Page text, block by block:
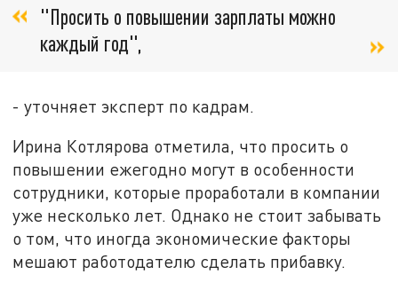
"Просить о повышении зарплаты можно
каждый год",
- уточняет эксперт по кадрам.
Ирина Котлярова отметила, что просить о
повышении ежегодно могут в особенности
сотрудники, которые проработали в компании
уже несколько лет. Однако не стоит забывать
о том, что иногда экономические факторы
мешают работодателю сделать прибавку.